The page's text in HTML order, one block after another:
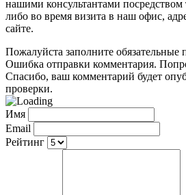
нашими консультантами посредством
либо во время визита в наш офис,
сайте.
Пожалуйста заполните обязательные
Ошибка отправки комментария.
Спасибо, ваш комментарий будет
проверки.
Имя
Email
Рейтинг